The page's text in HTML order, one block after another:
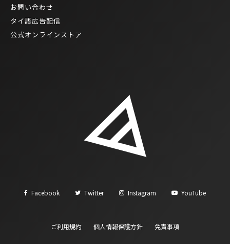
お問い合わせ
タイ語広告配信
公式オンラインストア
Facebook Twitter Instagram YouTube
ご利用規約 個人情報保護方針 免責事項